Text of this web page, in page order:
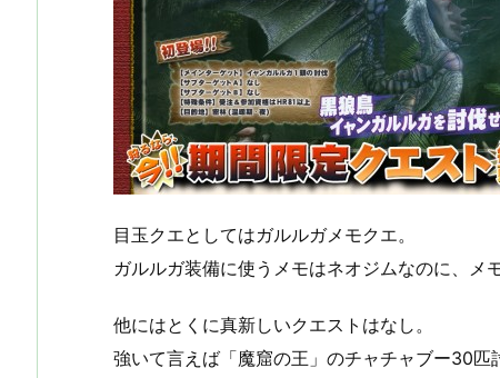
目玉クエとしてはガルルガメモクエ。
ガルルガ装備に使うメモはネオジムなのに、メ
他にはとくに真新しいクエストはなし。
強いて言えば「魔窟の王」のチャチャブー30